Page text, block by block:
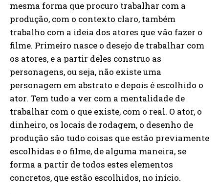
mesma forma que procuro trabalhar com a
produção, com o contexto claro, também
trabalho com a ideia dos atores que vão fazer o
filme. Primeiro nasce o desejo de trabalhar com
os atores, e a partir deles construo as
personagens, ou seja, não existe uma
personagem em abstrato e depois é escolhido o
ator. Tem tudo a ver com a mentalidade de
trabalhar com o que existe, com o real. O ator, o
dinheiro, os locais de rodagem, o desenho de
produção são tudo coisas que estão previamente
escolhidas e o filme, de alguma maneira, se
forma a partir de todos estes elementos
concretos, que estão escolhidos, no início.